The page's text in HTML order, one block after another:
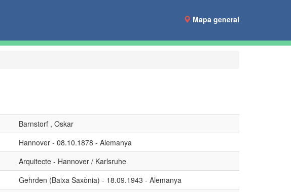
Mapa general
Barnstorf , Oskar
Hannover - 08.10.1878 - Alemanya
Arquitecte - Hannover / Karlsruhe
Gehrden (Baixa Saxònia) - 18.09.1943 - Alemanya